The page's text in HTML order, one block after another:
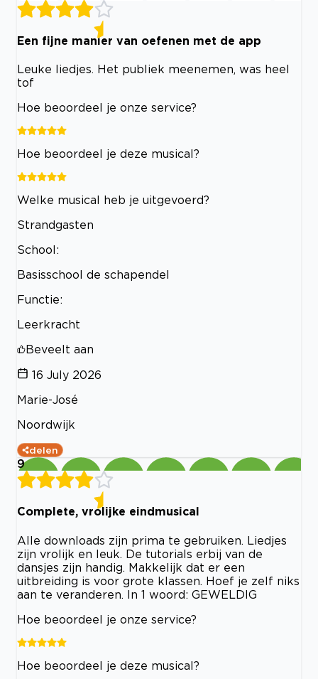
Een fijne manier van oefenen met de app
Leuke liedjes. Het publiek meenemen, was heel
tof
Hoe beoordeel je onze service?
Hoe beoordeel je deze musical?
Welke musical heb je uitgevoerd?
Strandgasten
School:
Basisschool de schapendel
Functie:
Leerkracht
Beveelt aan
16 July 2026
Marie-José
Noordwijk
delen
9
Complete, vrolijke eindmusical
Alle downloads zijn prima te gebruiken. Liedjes
zijn vrolijk en leuk. De tutorials erbij van de
dansjes zijn handig. Makkelijk dat er een
uitbreiding is voor grote klassen. Hoef je zelf niks
aan te veranderen. In 1 woord: GEWELDIG
Hoe beoordeel je onze service?
Hoe beoordeel je deze musical?